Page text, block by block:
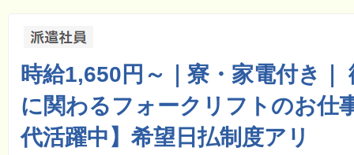
時給1,650円～｜寮・家電付き｜
に関わるフォークリフトのお仕
代活躍中】希望日払制度アリ